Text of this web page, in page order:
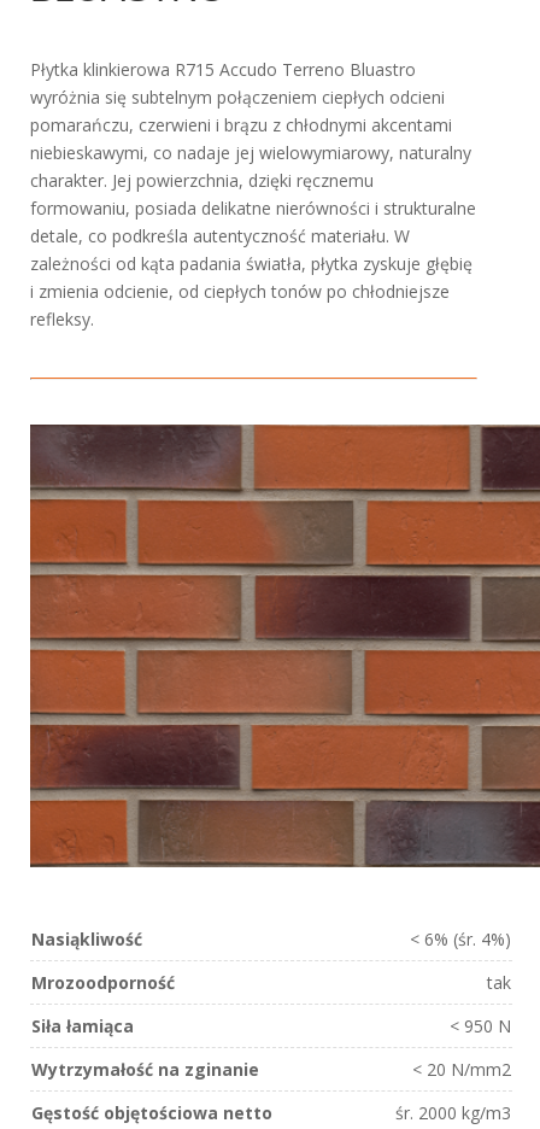
Płytka klinkierowa R715 Accudo Terreno Bluastro
wyróżnia się subtelnym połączeniem ciepłych odcieni
pomarańczu, czerwieni i brązu z chłodnymi akcentami
niebieskawymi, co nadaje jej wielowymiarowy, naturalny
charakter. Jej powierzchnia, dzięki ręcznemu
formowaniu, posiada delikatne nierówności i strukturalne
detale, co podkreśla autentyczność materiału. W
zależności od kąta padania światła, płytka zyskuje głębię
i zmienia odcienie, od ciepłych tonów po chłodniejsze
refleksy.
Nasiąkliwość
< 6% (śr. 4%)
Mrozoodporność
tak
Siła łamiąca
< 950 N
Wytrzymałość na zginanie
< 20 N/mm2
Gęstość objętościowa netto
śr. 2000 kg/m3